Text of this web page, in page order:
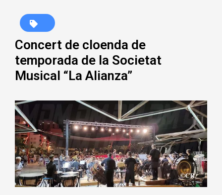
Concert de cloenda de
temporada de la Societat
Musical “La Alianza”